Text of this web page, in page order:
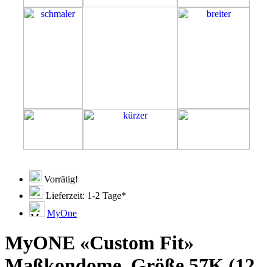
Vorrätig!
Lieferzeit: 1-2 Tage*
MyOne
MyONE «Custom Fit»